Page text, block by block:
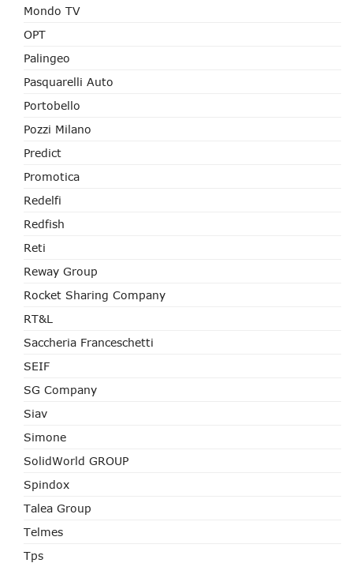
Mondo TV
OPT
Palingeo
Pasquarelli Auto
Portobello
Pozzi Milano
Predict
Promotica
Redelfi
Redfish
Reti
Reway Group
Rocket Sharing Company
RT&L
Saccheria Franceschetti
SEIF
SG Company
Siav
Simone
SolidWorld GROUP
Spindox
Talea Group
Telmes
Tps